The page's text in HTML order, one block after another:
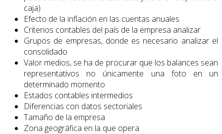
caja)
Efecto de la inflación en las cuentas anuales
Criterios contables del país de la empresa analizar
Grupos de empresas, donde es necesario analizar el
consolidado
Valor medios, se ha de procurar que los balances sean
representativos no únicamente una foto en un
determinado momento
Estados contables intermedios
Diferencias con datos sectoriales
Tamaño de la empresa
Zona geográfica en la que opera